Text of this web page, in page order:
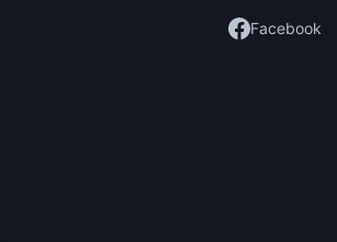
Facebook